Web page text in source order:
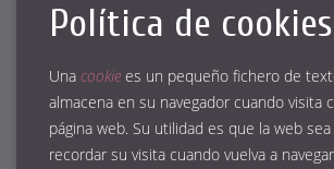
Política de cookies
Una cookie es un pequeño fichero de
almacena en su navegador cuando visita
página web. Su utilidad es que la web sea
recordar su visita cuando vuelva a